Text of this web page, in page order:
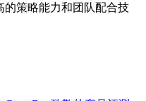
的策略能力和团队配合技